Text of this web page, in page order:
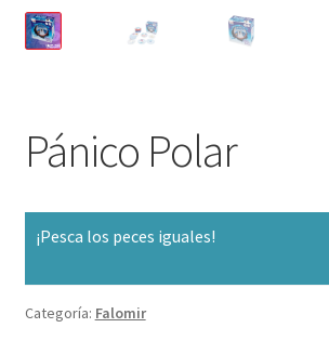
Pánico Polar
¡Pesca los peces iguales!
Categoría: Falomir